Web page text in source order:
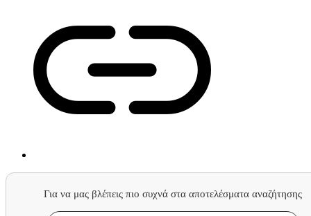
Για να μας βλέπεις πιο συχνά στα αποτελέσματα αναζήτησης